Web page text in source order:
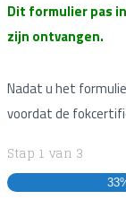
Dit formulier pas
zijn ontvangen.
Nadat u het
voordat de
Stap 1 van 3